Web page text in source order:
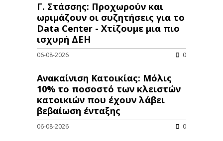
Γ. Στάσσης: Προχωρούν και
ωριμάζουν οι συζητήσεις για το
Data Center - Χτίζουμε μια πιο
ισχυρή ΔΕΗ
06-08-2026 0
Ανακαίνιση Κατοικίας: Μόλις
10% το ποσοστό των κλειστών
κατοικιών που έχουν λάβει
βεβαίωση ένταξης
06-08-2026 0